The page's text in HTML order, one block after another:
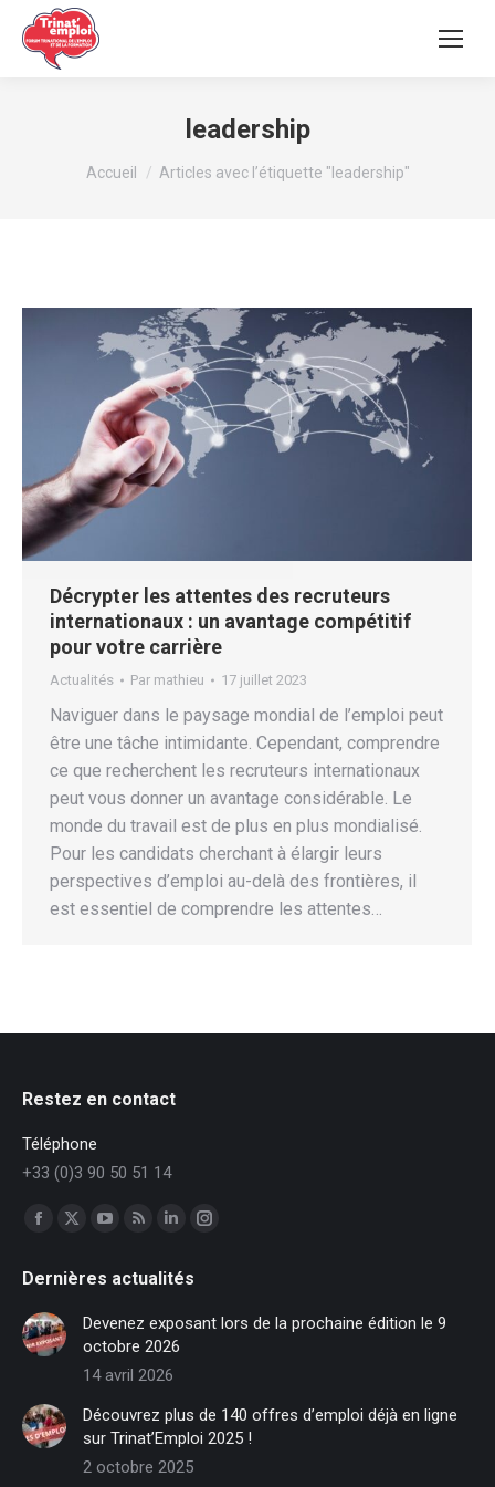
leadership
Vous êtes ici :
Accueil Articles avec l’étiquette "leadership"
Décrypter les attentes des recruteurs
internationaux : un avantage compétitif
pour votre carrière
Actualités Par mathieu 17 juillet 2023
Naviguer dans le paysage mondial de l’emploi peut
être une tâche intimidante. Cependant, comprendre
ce que recherchent les recruteurs internationaux
peut vous donner un avantage considérable. Le
monde du travail est de plus en plus mondialisé.
Pour les candidats cherchant à élargir leurs
perspectives d’emploi au-delà des frontières, il
est essentiel de comprendre les attentes…
Restez en contact
Téléphone
+33 (0)3 90 50 51 14
Trouvez nous sur :
Facebook
opens
in
new
window
X
opens
new
window
opens
in
new
window
opens
in
new
window
LinkedIn
opens
in
new
window
Instagram
in
Dernières actualités
Devenez exposant lors de la prochaine édition le 9
octobre 2026
14 avril 2026
Découvrez plus de 140 offres d’emploi déjà en ligne
sur Trinat’Emploi 2025 !
2 octobre 2025